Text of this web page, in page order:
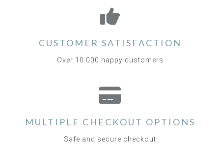
CUSTOMER SATISFACTION
Over 10.000 happy customers
MULTIPLE CHECKOUT OPTIONS
Safe and secure checkout